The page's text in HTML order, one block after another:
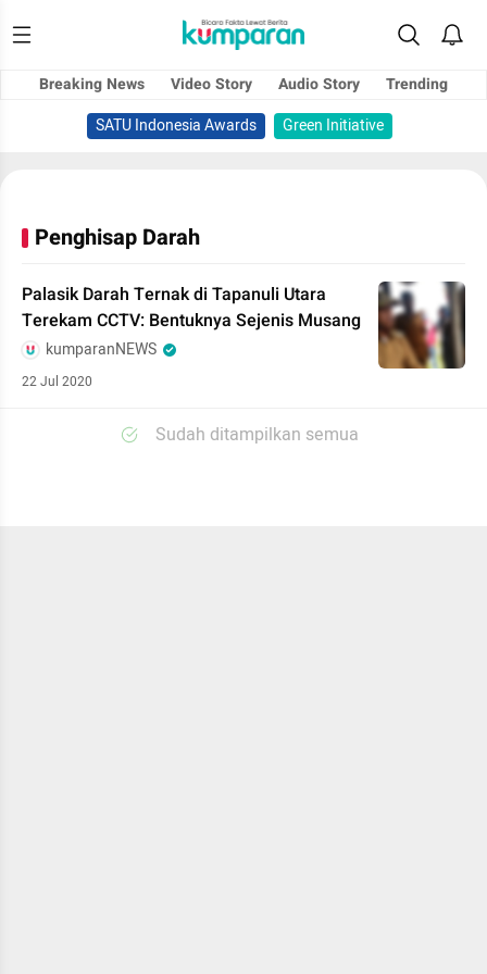
Breaking News Video Story Audio Story
Trending
SATU Indonesia Awards
Green Initiative
Penghisap Darah
Palasik Darah Ternak di Tapanuli Utara
Terekam CCTV: Bentuknya Sejenis Musang
kumparanNEWS
22 Jul 2020
Sudah ditampilkan semua